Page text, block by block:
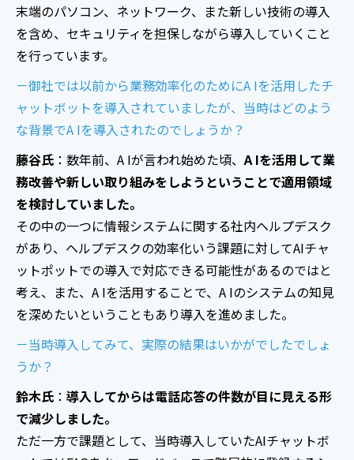
末端のパソコン、ネットワーク、また新しい技術の導入
を含め、セキュリティを担保しながら導入していくこと
を行っています。
－御社では以前から業務効率化のためにA Iを活用したチ
ャットボットを導入されていましたが、当時はどのよう
な背景でA Iを導入されたのでしょうか？
藤谷氏 ：数年前、A Iが言われ始めた頃、 A Iを活用して業
務改善や新しい取り組みをしようということで適用領域
を検討していました。
その中の一つに情報システムに関する社内ヘルプデスク
があり、ヘルプデスクの効率化いう課題に対してAIチャ
ットポットでの導入で対応できる可能性があるのではと
考え、また、A Iを活用することで、A Iのシステムの知見
を深めたいということもあり導入を進めました。
－当時導入してみて、実際の結果はいかがでしたでしょ
うか？
鈴木氏 ： 導入してからは電話応答の件数が目に見える形
で減少しました。
ただ一方で課題として、当時導入していたAIチャットボ